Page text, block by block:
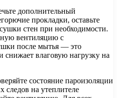
дополнительный
прокладки, оставьте
стен при необходимости.
вентиляцию с
после мытья — это
влаговую нагрузку на
состояние пароизоляции
на утеплителе